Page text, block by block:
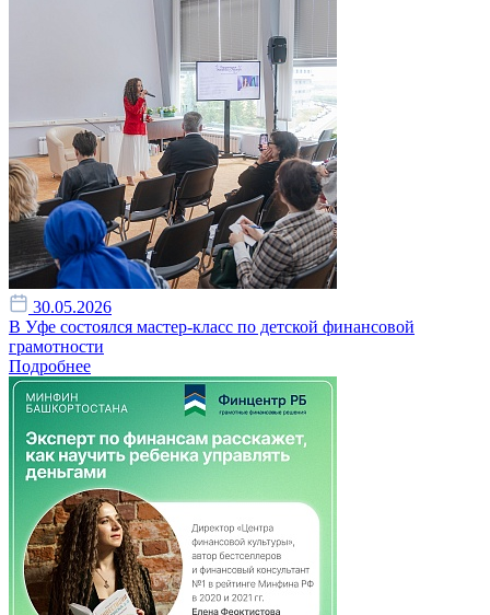
30.05.2026
В Уфе состоялся мастер-класс по детской финансовой
грамотности
Подробнее